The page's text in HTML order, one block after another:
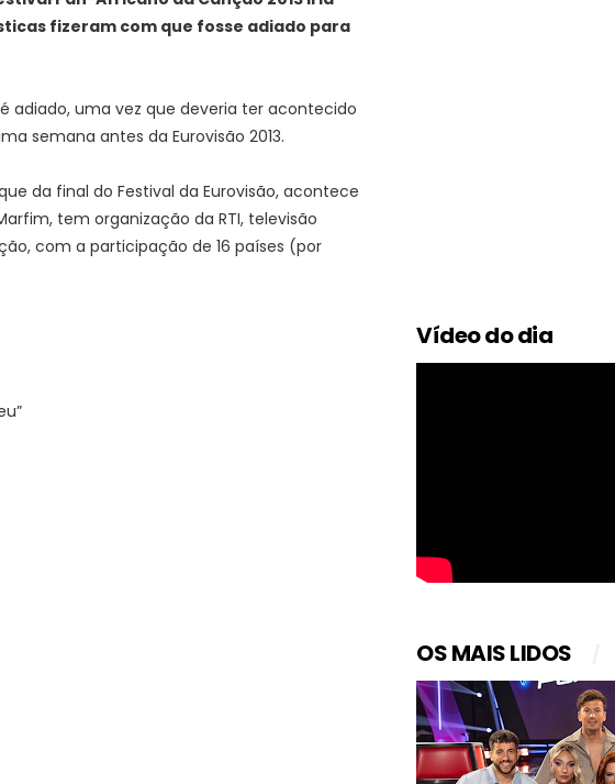
fizeram com que fosse adiado para
adiado, uma vez que deveria ter acontecido
semana antes da Eurovisão 2013.
da final do Festival da Eurovisão, acontece
tem organização da RTI, televisão
com a participação de 16 países (por
Vídeo do dia
OS MAIS LIDOS